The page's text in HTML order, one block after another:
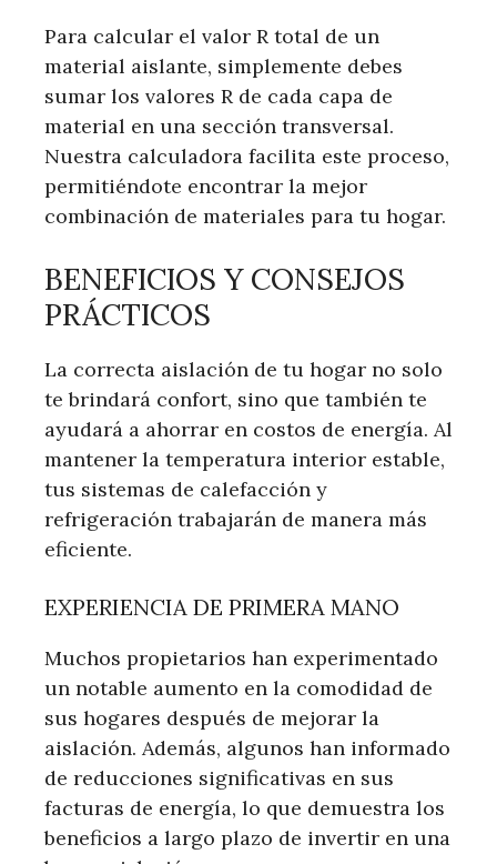
Para calcular el valor R total de un
material aislante, simplemente debes
sumar los valores R de cada capa de
material en una sección transversal.
Nuestra calculadora facilita este proceso,
permitiéndote encontrar la mejor
combinación de materiales para tu hogar.
BENEFICIOS Y CONSEJOS
PRÁCTICOS
La correcta aislación de tu hogar no solo
te brindará confort, sino que también te
ayudará a ahorrar en costos de energía. Al
mantener la temperatura interior estable,
tus sistemas de calefacción y
refrigeración trabajarán de manera más
eficiente.
EXPERIENCIA DE PRIMERA MANO
Muchos propietarios han experimentado
un notable aumento en la comodidad de
sus hogares después de mejorar la
aislación. Además, algunos han informado
de reducciones significativas en sus
facturas de energía, lo que demuestra los
beneficios a largo plazo de invertir en una